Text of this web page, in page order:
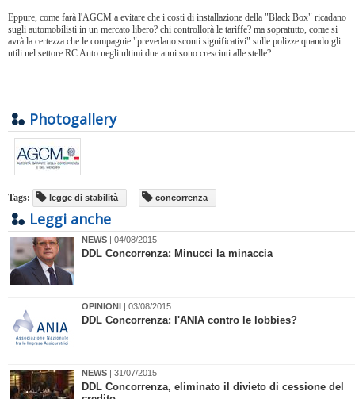
Eppure, come farà l'AGCM a evitare che i costi di installazione della "Black Box" ricadano
sugli automobilisti in un mercato libero? chi controllorà le tariffe? ma sopratutto, come si
avrà la certezza che le compagnie "prevedano sconti significativi" sulle polizze quando gli
utili nel settore RC Auto negli ultimi due anni sono cresciuti alle stelle?
Photogallery
Tags: legge di stabilità concorrenza
Leggi anche
NEWS | 04/08/2015
DDL Concorrenza: Minucci la minaccia
OPINIONI | 03/08/2015
DDL Concorrenza: l'ANIA contro le lobbies?
NEWS | 31/07/2015
DDL Concorrenza, eliminato il divieto di cessione del